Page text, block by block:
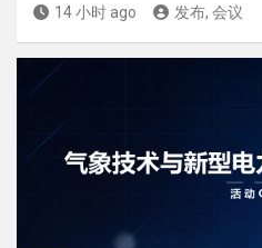
14 小时 ago 发布, 会议